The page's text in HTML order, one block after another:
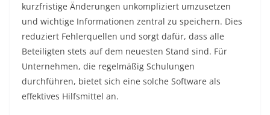
kurzfristige Änderungen unkompliziert umzusetzen
und wichtige Informationen zentral zu speichern. Dies
reduziert Fehlerquellen und sorgt dafür, dass alle
Beteiligten stets auf dem neuesten Stand sind. Für
Unternehmen, die regelmäßig Schulungen
durchführen, bietet sich eine solche Software als
effektives Hilfsmittel an.